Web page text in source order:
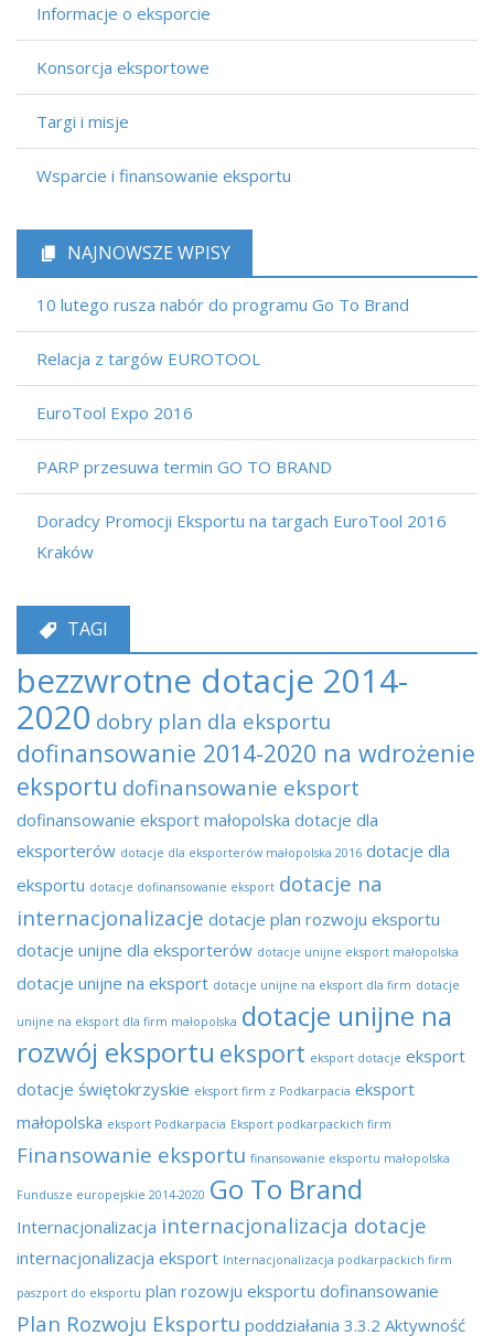
Informacje o eksporcie
Konsorcja eksportowe
Targi i misje
Wsparcie i finansowanie eksportu
NAJNOWSZE WPISY
10 lutego rusza nabór do programu Go To Brand
Relacja z targów EUROTOOL
EuroTool Expo 2016
PARP przesuwa termin GO TO BRAND
Doradcy Promocji Eksportu na targach EuroTool 2016
Kraków
TAGI
bezzwrotne dotacje 2014-
2020 dobry plan dla eksportu
dofinansowanie 2014-2020 na wdrożenie
eksportu dofinansowanie eksport
dofinansowanie eksport małopolska dotacje dla
eksporterów dotacje dla eksporterów małopolska 2016 dotacje dla
eksportu dotacje dofinansowanie eksport dotacje na
internacjonalizacje dotacje plan rozwoju eksportu
dotacje unijne dla eksporterów dotacje unijne eksport małopolska
dotacje unijne na eksport dotacje unijne na eksport dla firm dotacje
unijne na eksport dla firm małopolska dotacje unijne na
rozwój eksportu eksport eksport dotacje eksport
dotacje świętokrzyskie eksport firm z Podkarpacia eksport
małopolska eksport Podkarpacia Eksport podkarpackich firm
Finansowanie eksportu finansowanie eksportu małopolska
Fundusze europejskie 2014-2020 Go To Brand
Internacjonalizacja internacjonalizacja dotacje
internacjonalizacja eksport Internacjonalizacja podkarpackich firm
paszport do eksportu plan rozowju eksportu dofinansowanie
Plan Rozwoju Eksportu poddziałania 3.3.2 Aktywność